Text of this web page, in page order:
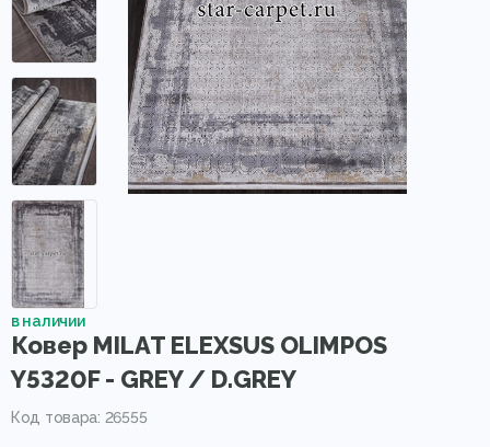
в наличии
Ковер MILAT ELEXSUS OLIMPOS
Y5320F - GREY / D.GREY
Код товара: 26555